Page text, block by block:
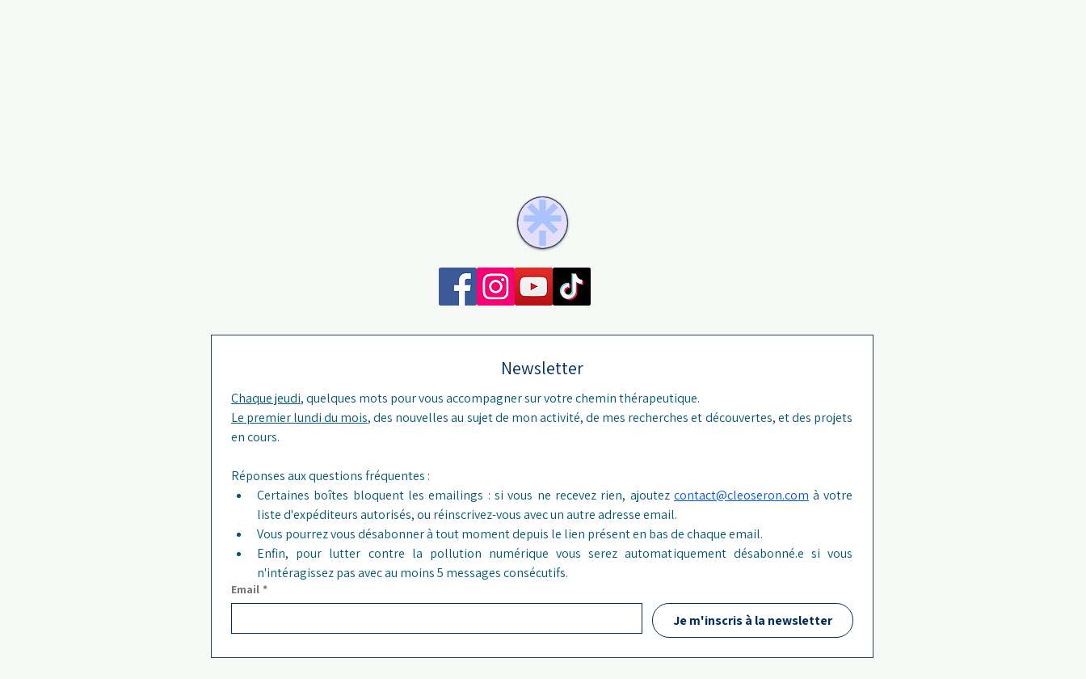
Newsletter
Chaque jeudi, quelques mots pour vous accompagner sur votre chemin thérapeutique.
Le premier lundi du mois, des nouvelles au sujet de mon activité, de mes recherches et découvertes, et des projets
Certaines boîtes bloquent les emailings : si vous ne recevez rien, ajoutez contact@cleoseron.com à votre
liste d'expéditeurs autorisés, ou réinscrivez-vous avec un autre adresse email.
Vous pourrez vous désabonner à tout moment depuis le lien présent en bas de chaque email.
Enfin, pour lutter contre la pollution numérique vous serez automatiquement désabonné.e si vous
n'intéragissez pas avec au moins 5 messages consécutifs.
Email *
Je m'inscris à la newsletter